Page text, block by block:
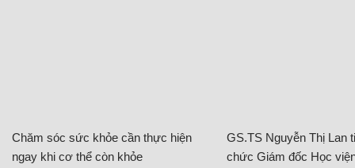
Chăm sóc sức khỏe cần thực hiện
ngay khi cơ thể còn khỏe
GS.TS Nguyễn Thị Lan
chức Giám đốc Học